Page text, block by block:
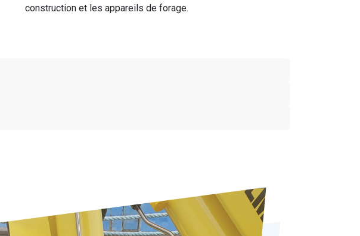
construction et les appareils de forage.